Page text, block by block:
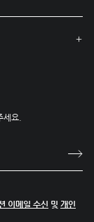
요.
이메일 수신 및 개인